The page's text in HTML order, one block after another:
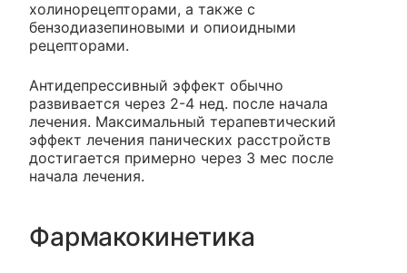
холинорецепторами, а также с
бензодиазепиновыми и опиоидными
рецепторами.
Антидепрессивный эффект обычно
развивается через 2-4 нед. после начала
лечения. Максимальный терапевтический
эффект лечения панических расстройств
достигается примерно через 3 мес после
начала лечения.
Фармакокинетика